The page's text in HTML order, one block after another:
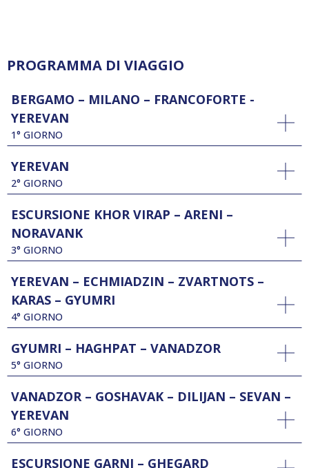
PROGRAMMA DI VIAGGIO
BERGAMO – MILANO – FRANCOFORTE -
YEREVAN
1° GIORNO
YEREVAN
2° GIORNO
ESCURSIONE KHOR VIRAP – ARENI –
NORAVANK
3° GIORNO
YEREVAN – ECHMIADZIN – ZVARTNOTS –
KARAS – GYUMRI
4° GIORNO
GYUMRI – HAGHPAT – VANADZOR
5° GIORNO
VANADZOR – GOSHAVAK – DILIJAN – SEVAN –
YEREVAN
6° GIORNO
ESCURSIONE GARNI – GHEGARD